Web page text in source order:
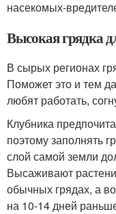
насекомых-
Высокая грядка
В сырых регионах
Поможет это и тем
любят работать,
Клубника
поэтому заполнять
слой самой земли
Высаживают
обычных грядах, а
на 10-14 дней